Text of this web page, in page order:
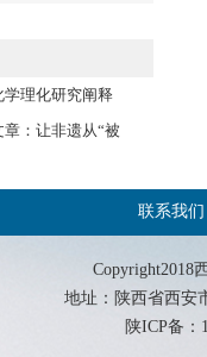
理化研究阐释
：让非遗从“被
联系我们
Copyright2018
地址：陕西省西安
陕ICP备：